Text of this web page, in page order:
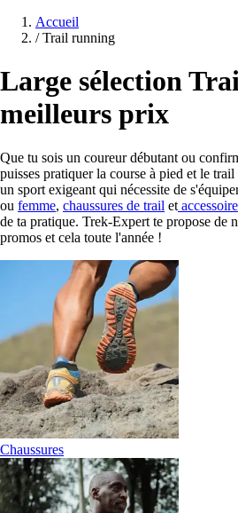
Accueil
/ Trail running
Large sélection
meilleurs prix
Que tu sois un coureur débutant ou
puisses pratiquer la course à pied et le
un sport exigeant qui nécessite de
ou femme, chaussures de trail et
de ta pratique. Trek-Expert te propose de
promos et cela toute l'année !
Chaussures